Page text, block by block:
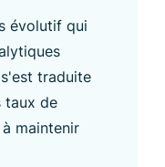
évolutif qui
traduite
taux de
maintenir